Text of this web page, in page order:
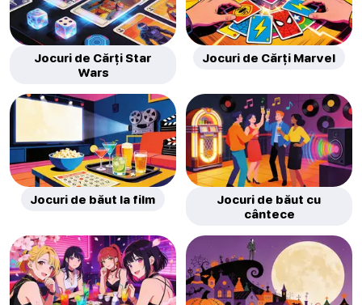
Jocuri de Cărți Star
Wars
Jocuri de Cărți Marvel
Jocuri de băut la film
Jocuri de băut cu
cântece